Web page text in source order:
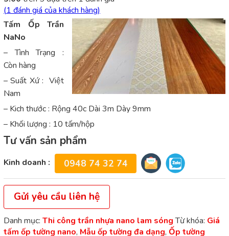
(1 đánh giá của khách hàng)
Tấm Ốp Trần
NaNo
– Tình Trạng :
Còn hàng
– Suất Xứ : Việt
Nam
– Kich thước : Rộng 40c Dài 3m Dày 9mm
– Khối lượng : 10 tấm/hộp
Tư vấn sản phẩm
Kinh doanh : 0948 74 32 74
Gửi yêu cầu liên hệ
Danh mục: Thi công trần nhựa nano lam sóng Từ khóa: Giá
tấm ốp tường nano, Mẫu ốp tường đa dạng, Ốp tường